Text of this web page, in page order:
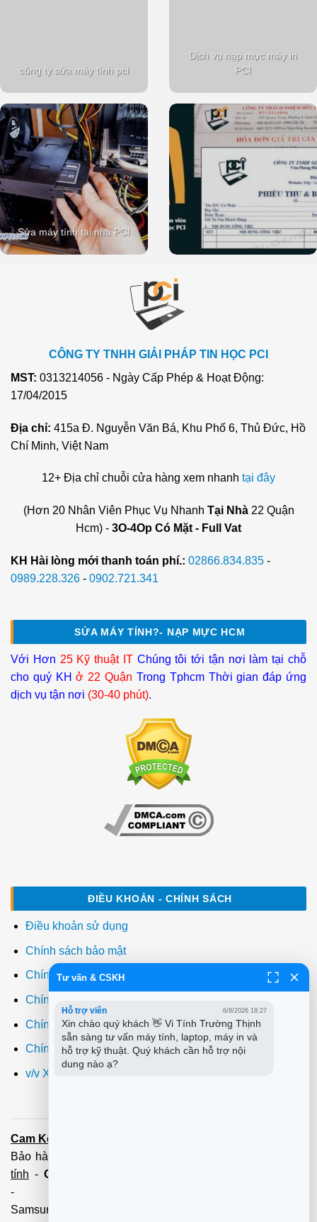
công ty sửa máy tính pci
Dịch vụ nạp mực máy in
PCI
Sửa máy tính tại nhà PCI
CÔNG TY TNHH GIẢI PHÁP TIN HỌC PCI
MST: 0313214056 - Ngày Cấp Phép & Hoạt Động:
17/04/2015
Địa chỉ: 415a Đ. Nguyễn Văn Bá, Khu Phố 6, Thủ Đức, Hồ
Chí Minh, Việt Nam
12+ Địa chỉ chuỗi cửa hàng xem nhanh tại đây
(Hơn 20 Nhân Viên Phục Vụ Nhanh Tại Nhà22 Quận
Hcm) - 3O-4Op Có Mặt - Full Vat
KH Hài lòng mới thanh toán phí.: 02866.834.835 -
0989.228.326 - 0902.721.341
SỬA MÁY TÍNH?- NẠP MỰC HCM
Với Hơn 25 Kỹ thuật ITChúng tôi tới tận nơi làm tại chỗ
cho quý KHở 22 Quận Trong Tphcm Thời gian đáp ứng
dịch vụ tận nơi (30-40 phút).
ĐIỀU KHOẢN - CHÍNH SÁCH
Điều khoản sử dụng
Chính sách bảo mật
Chính sách thanh toán
Chính sách giao hàng
Chính sách đổi trả
Chính sách bảo hành
v/v Xuất hóa đơn đỏ VAT
Cam Kết:
Bảo hành tận tâm - Xuất hóa đơn đỏ đầy đủ
tính - Cài Win Tận Nơi
-
Samsung,Brother,Xeroc,Panasonic): 100 - 180,000 vnđ
Tư vấn & CSKH
Hỗ trợ viên 6/8/2026 18:27
Xin chào quý khách 👋 Vi Tính Trường Thịnh
sẵn sàng tư vấn máy tính, laptop, máy in và
hỗ trợ kỹ thuật. Quý khách cần hỗ trợ nội
dung nào ạ?